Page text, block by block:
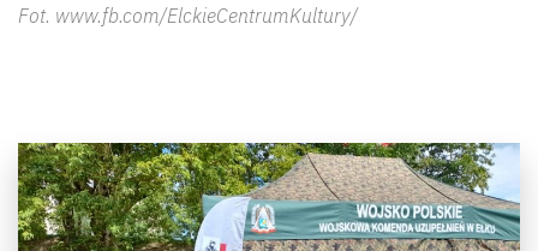
Fot. www.fb.com/ElckieCentrumKultury/